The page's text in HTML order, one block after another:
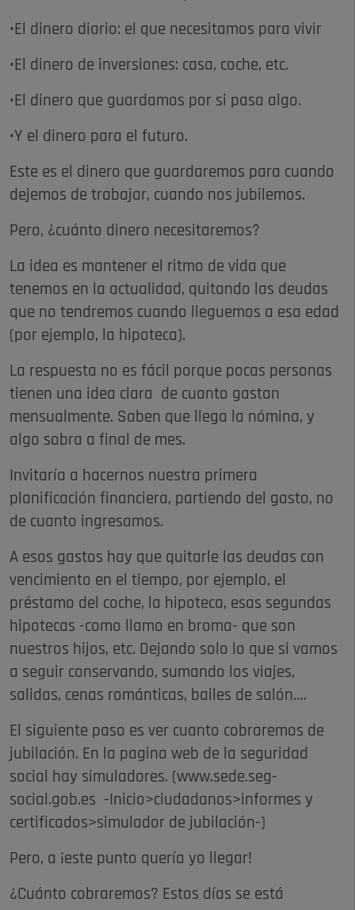
•El dinero diario: el que necesitamos para vivir
•El dinero de inversiones: casa, coche, etc.
•El dinero que guardamos por si pasa algo.
•Y el dinero para el futuro.
Este es el dinero que guardaremos para cuando
dejemos de trabajar, cuando nos jubilemos.
Pero, ¿cuánto dinero necesitaremos?
La idea es mantener el ritmo de vida que
tenemos en la actualidad, quitando las deudas
que no tendremos cuando lleguemos a esa edad
(por ejemplo, la hipoteca).
La respuesta no es fácil porque pocas personas
tienen una idea clara de cuanto gastan
mensualmente. Saben que llega la nómina, y
algo sobra a final de mes.
Invitaría a hacernos nuestra primera
planificación financiera, partiendo del gasto, no
de cuanto ingresamos.
A esos gastos hay que quitarle las deudas con
vencimiento en el tiempo, por ejemplo, el
préstamo del coche, la hipoteca, esas segundas
hipotecas -como llamo en broma- que son
nuestros hijos, etc. Dejando solo lo que si vamos
a seguir conservando, sumando los viajes,
salidas, cenas románticas, bailes de salón….
El siguiente paso es ver cuanto cobraremos de
jubilación. En la pagina web de la seguridad
social hay simuladores. (www.sede.seg-
social.gob.es -Inicio>ciudadanos>informes y
certificados>simulador de jubilación-)
Pero, a ¡este punto quería yo llegar!
¿Cuánto cobraremos? Estos días se está